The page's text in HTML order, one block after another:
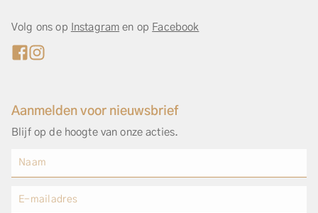
Volg ons op Instagram en op Facebook
Aanmelden voor nieuwsbrief
Blijf op de hoogte van onze acties.